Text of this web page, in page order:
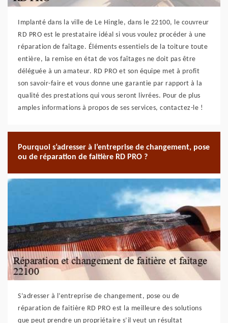
Implanté dans la ville de Le Hingle, dans le 22100, le couvreur
RD PRO est le prestataire idéal si vous voulez procéder à une
réparation de faîtage. Éléments essentiels de la toiture toute
entière, la remise en état de vos faîtages ne doit pas être
déléguée à un amateur. RD PRO et son équipe met à profit
son savoir-faire et vous donne une garantie par rapport à la
qualité des prestations qui vous seront livrées. Pour de plus
amples informations à propos de ses services, contactez-le !
Pourquoi s’adresser à l’entreprise de changement, pose
ou de réparation de faitière RD PRO ?
S’adresser à l’entreprise de changement, pose ou de
réparation de faitière RD PRO est la meilleure des solutions
que peut prendre un propriétaire s’il veut un résultat